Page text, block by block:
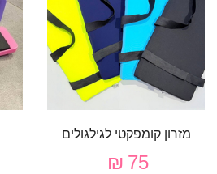
מזרון קומפקטי לגילגולים
75 ₪